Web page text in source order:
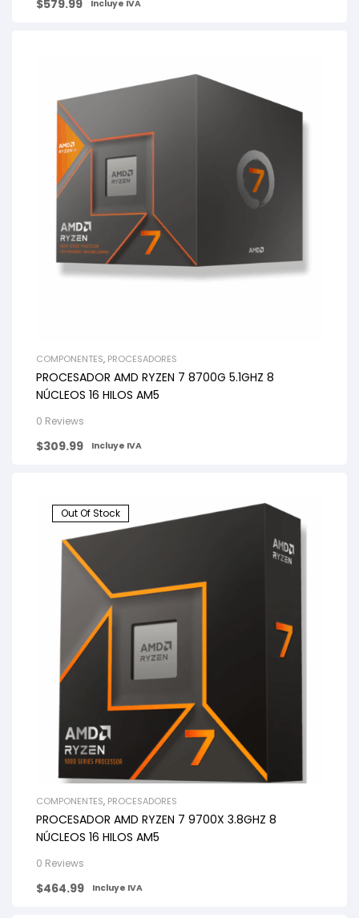
$579.99 Incluye IVA
COMPONENTES, PROCESADORES
PROCESADOR AMD RYZEN 7 8700G 5.1GHZ 8
NÚCLEOS 16 HILOS AM5
0 Reviews
$309.99 Incluye IVA
Out Of Stock
COMPONENTES, PROCESADORES
PROCESADOR AMD RYZEN 7 9700X 3.8GHZ 8
NÚCLEOS 16 HILOS AM5
0 Reviews
$464.99 Incluye IVA